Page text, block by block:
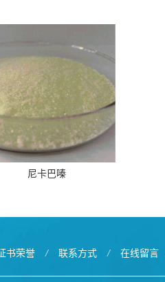
尼卡巴嗪
书荣誉 / 联系方式 / 在线留言